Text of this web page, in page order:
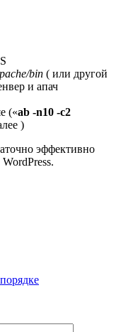
bin ( или другой
и апач
(«ab -n10 -c2
)
эффективно